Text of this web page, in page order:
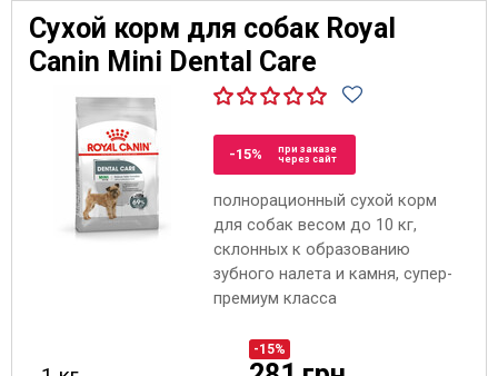
Сухой корм для собак Royal
Canin Mini Dental Care
-15%
при заказе
через сайт
полнорационный сухой корм
для собак весом до 10 кг,
склонных к образованию
зубного налета и камня, супер-
премиум класса
-15%